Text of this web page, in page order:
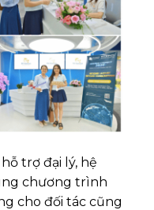
trợ đại lý, hệ
chương trình
cho đối tác cũng